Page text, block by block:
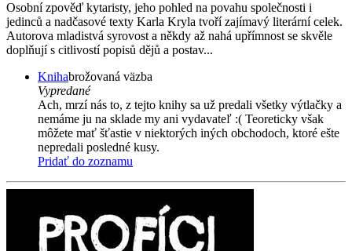
Osobní zpověď kytaristy, jeho pohled na povahu společnosti i
jedinců a nadčasové texty Karla Kryla tvoří zajímavý literární celek.
Autorova mladistvá syrovost a někdy až nahá upřímnost se skvěle
doplňují s citlivostí popisů dějů a postav...
Knihabrožovaná väzba
Vypredané
Ach, mrzí nás to, z tejto knihy sa už predali všetky výtlačky a
nemáme ju na sklade my ani vydavateľ :( Teoreticky však
môžete mať šťastie v niektorých iných obchodoch, ktoré ešte
nepredali posledné kusy.
Pridať do zoznamu